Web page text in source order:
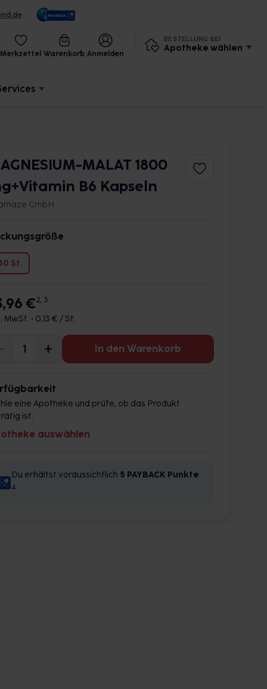
Merkzettel Warenkorb Anmelden
BESTELLUNG BEI
Apotheke wählen
MALAT 1800
B6 Kapseln
GmbH
St.
€2, 3
MwSt. • 0,13 € / St.
In den Warenkorb
eine Apotheke und prüfe, ob das Produkt
ist.
auswählen
Du erhältst voraussichtlich 5 PAYBACK Punkte
4